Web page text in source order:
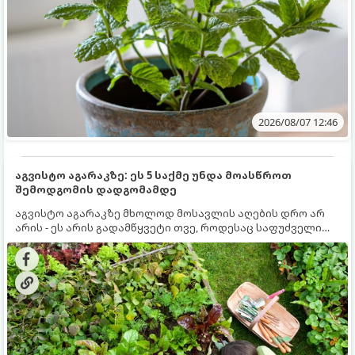
2026/08/07 12:46
აგვისტო აგარაკზე: ეს 5 საქმე უნდა მოასწროთ
შემოდგომის დადგომამდე
აგვისტო აგარაკზე მხოლოდ მოსავლის აღების დრო არ
არის - ეს არის გადამწყვეტი თვე, როდესაც საფუძველი
ეყრება მომავალი წლის მოსავალს და ბაღი მზადდება
შემოდგომა-ზამთრის სეზონისთვის. იმისათვის, რომ
ნიადაგმა ენერგია აღიდგინოს, ხოლო მცენარეებმა
ზამთარს გაუძლონ, აგვისტოს ბოლომდე 5
მნიშვნელოვანი საქმის გაკეთება უნდა მოასწროთ: